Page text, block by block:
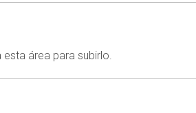
área para subirlo.